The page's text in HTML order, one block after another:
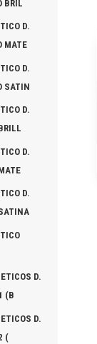
BRIL
D.
MATE
D.
SATIN
D.
D.
D.
D.
(B
D.
(